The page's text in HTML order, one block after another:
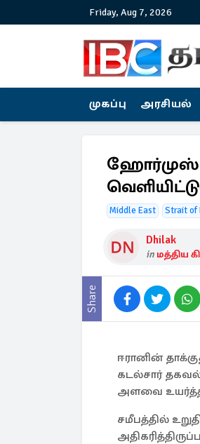
Friday, Aug 7, 2026
முகப்பு அரசியல்
ஹோர்முஸ்
Middle East Strait of
Dhilak
in மத்திய
Share
ஈரானின்
கடல்சார்
அளவை
சமீபத்தில்